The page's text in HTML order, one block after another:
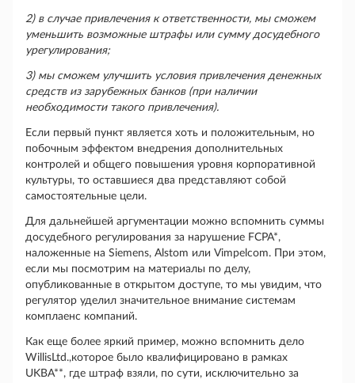
2) в случае привлечения к ответственности, мы сможем
уменьшить возможные штрафы или сумму досудебного
урегулирования;
3) мы сможем улучшить условия привлечения денежных
средств из зарубежных банков (при наличии
необходимости такого привлечения).
Если первый пункт является хоть и положительным, но
побочным эффектом внедрения дополнительных
контролей и общего повышения уровня корпоративной
культуры, то оставшиеся два представляют собой
самостоятельные цели.
Для дальнейшей аргументации можно вспомнить суммы
досудебного регулирования за нарушение FCPA*,
наложенные на Siemens, Alstom или Vimpelcom. При этом,
если мы посмотрим на материалы по делу,
опубликованные в открытом доступе, то мы увидим, что
регулятор уделил значительное внимание системам
комплаенс компаний.
Как еще более яркий пример, можно вспомнить дело
WillisLtd.,которое было квалифицировано в рамках
UKBA**, где штраф взяли, по сути, исключительно за